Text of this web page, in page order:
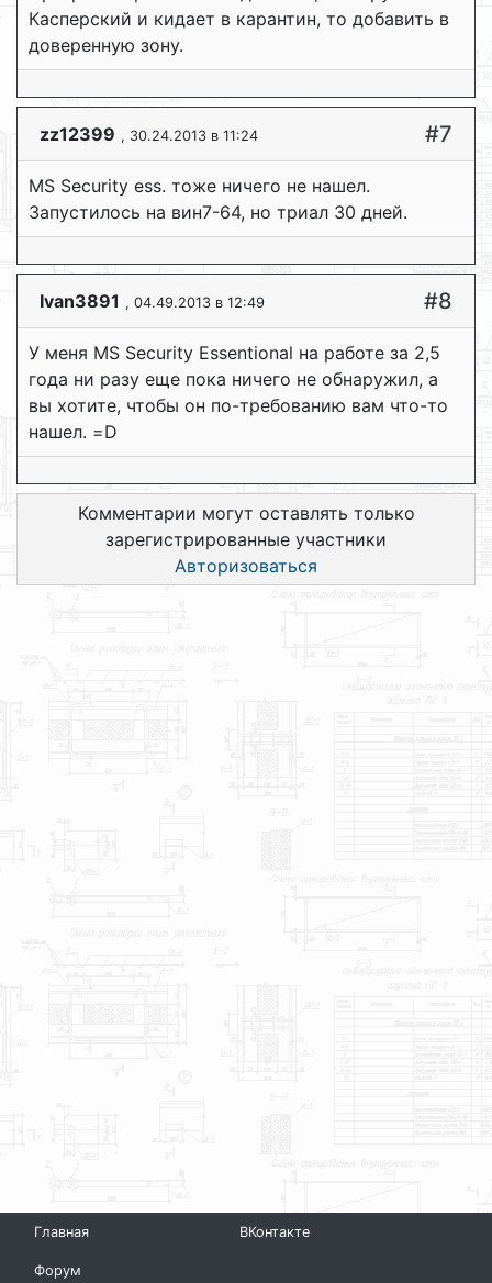
Касперский и кидает в карантин, то добавить в
доверенную зону.
zz12399 , 30.24.2013 в 11:24 #7
MS Security ess. тоже ничего не нашел.
Запустилось на вин7-64, но триал 30 дней.
Ivan3891 , 04.49.2013 в 12:49 #8
У меня MS Security Essentional на работе за 2,5
года ни разу еще пока ничего не обнаружил, а
вы хотите, чтобы он по-требованию вам что-то
нашел. =D
Комментарии могут оставлять только
зарегистрированные участники
Авторизоваться
Главная
Форум
ВКонтакте